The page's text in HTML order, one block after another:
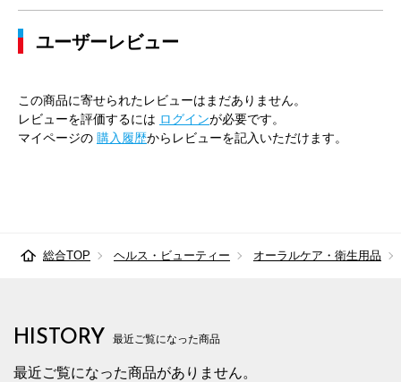
ユーザーレビュー
この商品に寄せられたレビューはまだありません。
レビューを評価するには ログインが必要です。
マイページの 購入履歴からレビューを記入いただけます。
総合TOP ヘルス・ビューティー オーラルケア・衛生用品
HISTORY 最近ご覧になった商品
最近ご覧になった商品がありません。